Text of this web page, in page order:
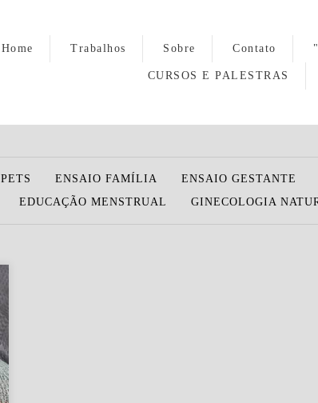
Home Trabalhos Sobre Contato
CURSOS E PALESTRAS
PETS ENSAIO FAMÍLIA ENSAIO GESTANTE
EDUCAÇÃO MENSTRUAL
GINECOLOGIA